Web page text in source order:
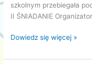
szkolnym przebiegała
II ŚNIADANIE
Akcja
się
Dowiedz się więcej »